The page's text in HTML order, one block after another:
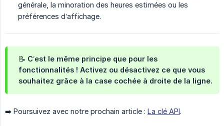
générale, la minoration des heures estimées ou les
préférences d’affichage.
📝 C’est le même principe que pour les
fonctionnalités ! Activez ou désactivez ce que vous
souhaitez grâce à la case cochée à droite de la ligne.
➡️ Poursuivez avec notre prochain article : La clé API.